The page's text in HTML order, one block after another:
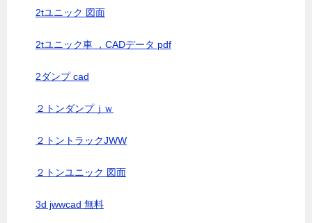
2tユニック 図面
2tユニック車 ，CADデータ pdf
2ダンプ cad
２トンダンプｊｗ
２トントラックJWW
２トンユニック 図面
3d jwwcad 無料